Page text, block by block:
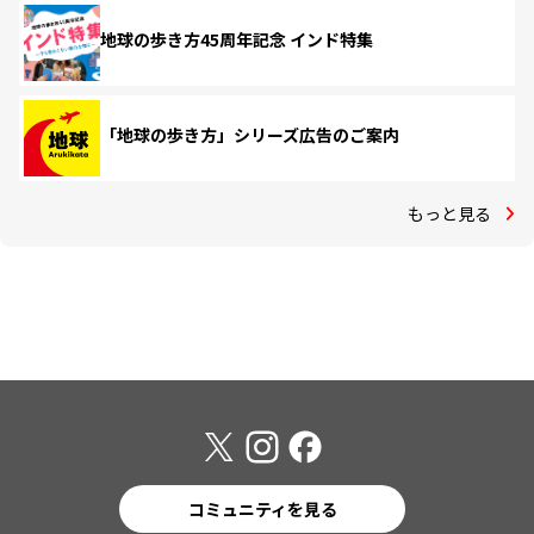
地球の歩き方45周年記念 インド特集
「地球の歩き方」シリーズ広告のご案内
もっと見る
コミュニティを見る